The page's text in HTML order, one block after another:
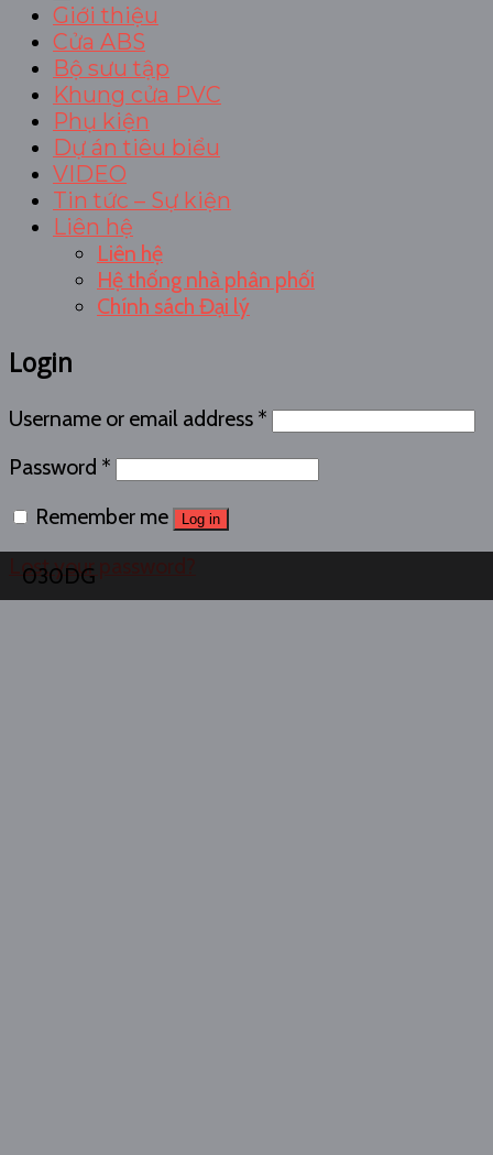
Giới thiệu
Cửa ABS
Bộ sưu tập
Khung cửa PVC
Phụ kiện
Dự án tiêu biểu
VIDEO
Tin tức – Sự kiện
Liên hệ
Liên hệ
Hệ thống nhà phân phối
Chính sách Đại lý
Login
Username or email address *
Password *
Remember me
Log in
Lost your password?